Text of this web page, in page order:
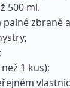
500 ml.
zbraně
1 kus);